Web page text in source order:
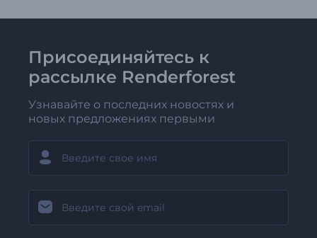
Присоединяйтесь к
рассылке Renderforest
Узнавайте о последних новостях и
новых предложениях первыми